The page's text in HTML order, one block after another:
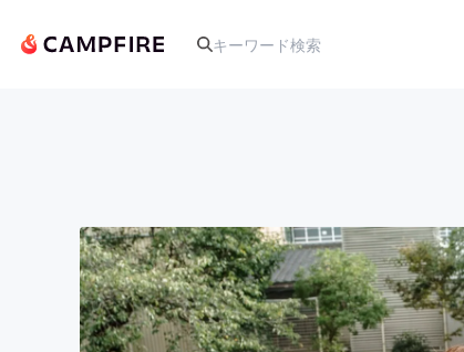
アート・写真
テクノロジー・ガジェット